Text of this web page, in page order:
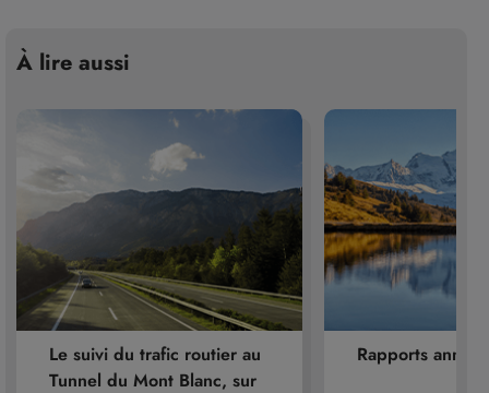
À lire aussi
Le suivi du trafic routier au
Tunnel du Mont Blanc, sur
Rapports